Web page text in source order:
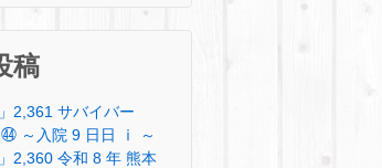
稿
2,361 サバイバー
～入院 9 日日 ⅰ ～
2,360 令和 8 年 熊本